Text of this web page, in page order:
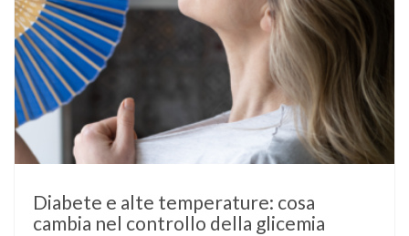
Diabete e alte temperature: cosa
cambia nel controllo della glicemia